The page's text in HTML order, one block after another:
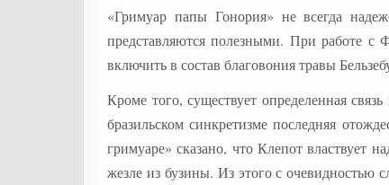
«Гримуар папы Гонория» не всегда
представляются полезными. При работе с
включить в состав благовония травы
Кроме того, существует определенная
бразильском синкретизме последняя
гримуаре» сказано, что Клепот властвует
жезле из бузины. Из этого с очевидностью